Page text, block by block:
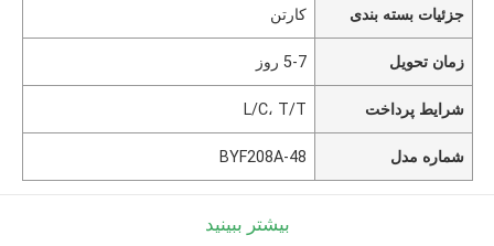
جزئیات بسته بندی کارتن
زمان تحویل 5-7 روز
شرایط پرداخت L/C، T/T
شماره مدل BYF208A-48
بیشتر ببینید